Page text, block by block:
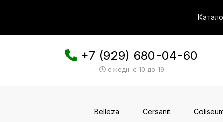
+7 (929) 680-04-60
ежедн. с 10 до 19
Belleza Cersanit